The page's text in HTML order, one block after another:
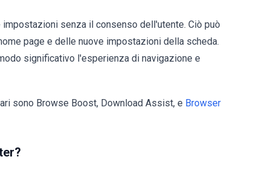
senza il consenso dell'utente. Ciò può
page e delle nuove impostazioni della scheda.
significativo l'esperienza di navigazione e
sono Browse Boost, Download Assist, e Browser